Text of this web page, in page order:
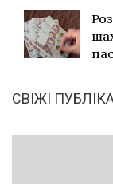
СВІЖІ